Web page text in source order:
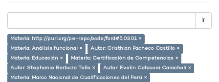
Ir
Materia: http://purl.org/pe-repo/ocde/ford#5.03.01 ×
Materia: Análisis funcional ×
Autor: Cristhian Pacheco Castillo ×
Materia: Educación ×
Materia: Certificación de Competencias ×
Autor: Stephanie Barboza Tello ×
Autor: Evelin Catacora Caracholi ×
Materia: Marco Nacional de Cualificaciones del Perú ×